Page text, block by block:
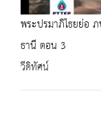
พระปรมาภิไธยย่อ
ธานี ตอน 3
วีดิทัศน์